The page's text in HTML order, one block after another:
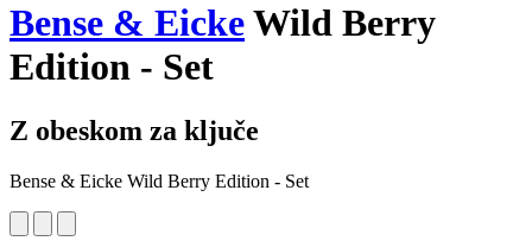
Bense & EickeWild Berry
Edition - Set
Z obeskom za ključe
Bense & Eicke Wild Berry Edition - Set